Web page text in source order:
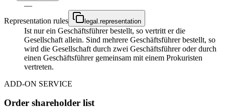
—
Representation rules
legal.representation
Ist nur ein Geschäftsführer bestellt, so vertritt er die
Gesellschaft allein. Sind mehrere Geschäftsführer bestellt, so
wird die Gesellschaft durch zwei Geschäftsführer oder durch
einen Geschäftsführer gemeinsam mit einem Prokuristen
vertreten.
ADD-ON SERVICE
Order shareholder list